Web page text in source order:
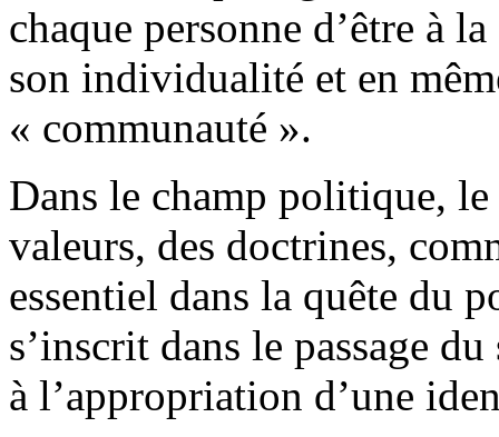
chaque personne d’être à
son individualité et en
« communauté ».
Dans le champ politique, le
valeurs, des doctrines,
essentiel dans la quête du
s’inscrit dans le passage
à l’appropriation d’une